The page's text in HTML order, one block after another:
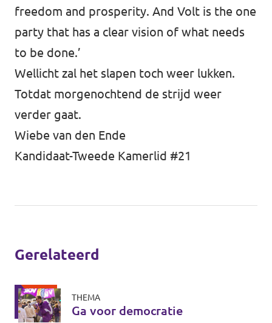
freedom and prosperity. And Volt is the one
party that has a clear vision of what needs
to be done.’
Wellicht zal het slapen toch weer lukken.
Totdat morgenochtend de strijd weer
verder gaat.
Wiebe van den Ende
Kandidaat-Tweede Kamerlid #21
Gerelateerd
THEMA
Ga voor democratie